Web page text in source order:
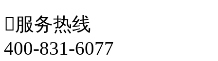
服务热线
400-831-6077